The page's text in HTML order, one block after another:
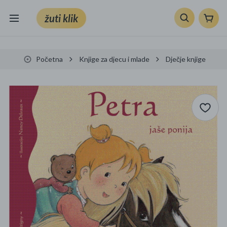
žuti klik
Mobiteli, računala i elektronika
TV, audio i foto
VRT I ALATI
Klik supermarket
Sport i slobodno vrijeme
Ljepota i zdravlje
Početna Knjige za djecu i mlade Dječje knjige